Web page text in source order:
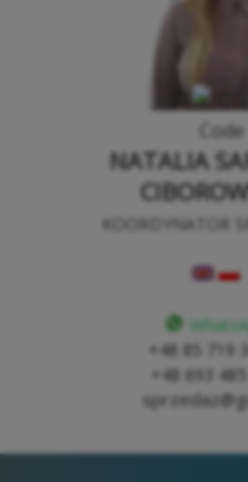
NATALIA
KOORDYNATOR
+48 85 719
+48 693